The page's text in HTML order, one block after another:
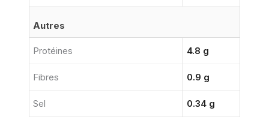
Autres
Protéines 4.8 g
Fibres 0.9 g
Sel 0.34 g